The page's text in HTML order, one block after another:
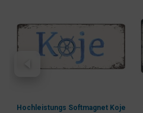
Hochleistungs Softmagnet Koje